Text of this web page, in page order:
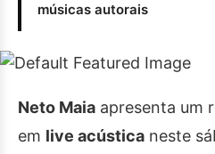
músicas autorais
Neto Maia apresenta um
em live acústica neste